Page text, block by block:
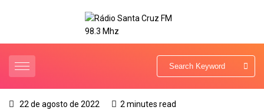
22 de agosto de 2022 2 minutes read